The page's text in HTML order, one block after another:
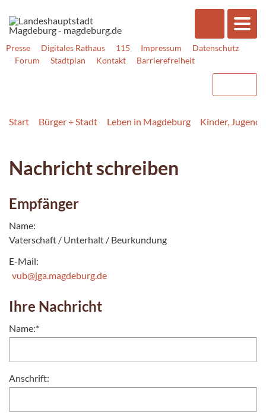
Presse Digitales Rathaus 115 Impressum
Datenschutz
Forum
Stadtplan Kontakt Barrierefreiheit
Start Bürger + Stadt Leben in Magdeburg Kinder, Jugend,
Nachricht schreiben
Empfänger
Name:
Vaterschaft / Unterhalt / Beurkundung
E-Mail:
vub@jga.magdeburg.de
Ihre Nachricht
Name:*
Anschrift: